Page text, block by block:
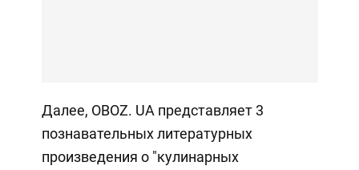
Далее, OBOZ. UA представляет 3
познавательных литературных
произведения о "кулинарных